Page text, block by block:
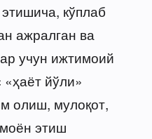
кўплаб
ажралган ва
учун ижтимоий
«ҳаёт йўли»
олиш, мулоқот,
этиш